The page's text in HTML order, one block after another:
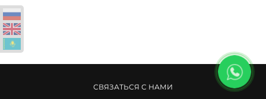
СВЯЗАТЬСЯ С НАМИ